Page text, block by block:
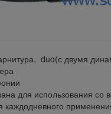
duo(с двумя
для использования
каждодневного